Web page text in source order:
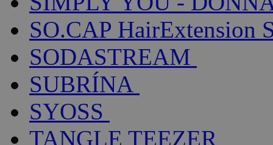
SO.CAP HairExtension
SODASTREAM
SUBRÍNA
SYOSS
TANGLE TEEZER